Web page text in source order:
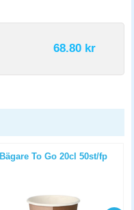
68.80 kr
Bägare To Go 20cl 50st/fp